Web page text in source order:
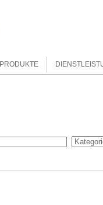
PRODUKTE